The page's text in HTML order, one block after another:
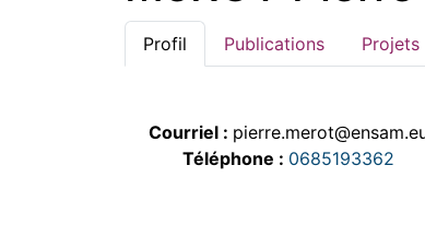
Profil Publications Projets
Courriel
Téléphone
0685193362